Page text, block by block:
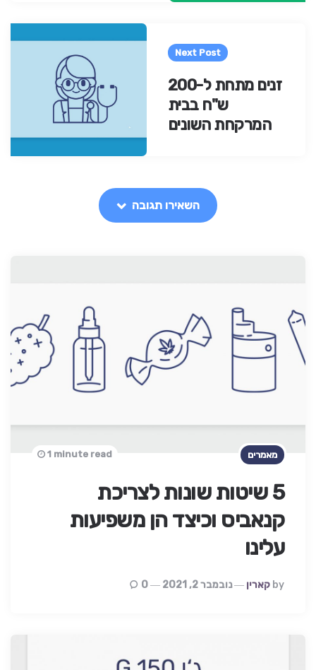
Next Post
זנים מתחת ל-200
ש"ח בבית
המרקחת השונים
השאירו תגובה
מאמרים
5 שיטות שונות לצריכת
קנאביס וכיצד הן משפיעות
עלינו
Posted
By
By קארין נובמבר 2, 2021
1 minute read
0